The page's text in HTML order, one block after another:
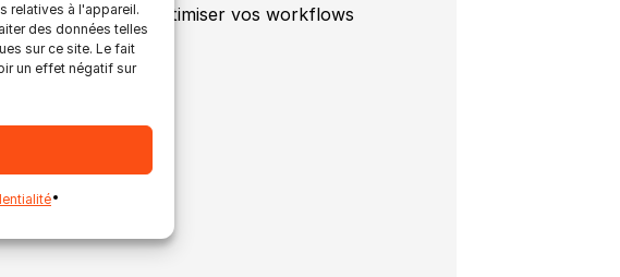
relatives à l'appareil.
des données telles
sur ce site. Le fait
un effet négatif sur
nous pouvons optimiser vos workflows
ici